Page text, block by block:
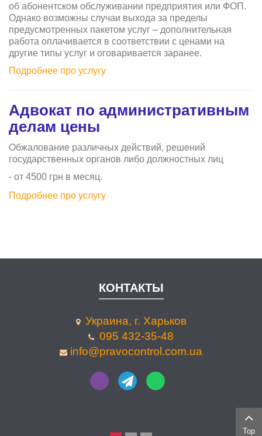
об абонентском обслуживании предприятия или ФОП.
Однако возможны случаи выхода за пределы
предусмотренных пакетом услуг – дополнительная
работа оплачивается в соответствии с ценами на
другие типы услуг и оговаривается заранее.
Подробнее про услугу
Адвокат по административным
делам цены
Обжалование различных действий, решений
государственных органов либо должностных лиц
- от 4500 грн в месяц.
Подробнее про услугу
КОНТАКТЫ
Украина, г. Харьков
095 432-35-48
info@pravocontrol.com.ua
Top